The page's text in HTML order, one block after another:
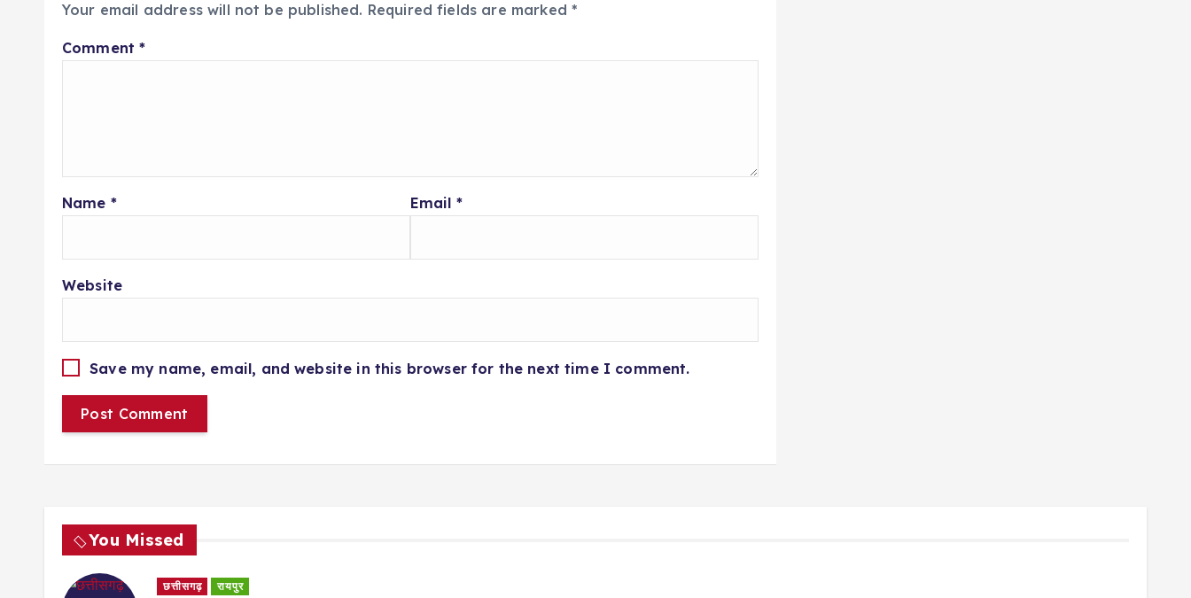
Your email address will not be published. Required fields are marked*
Comment*
Name * Email *
Website
Save my name, email, and website in this browser for the next time I comment.
You Missed
छत्तीसगढ़ रायपुर